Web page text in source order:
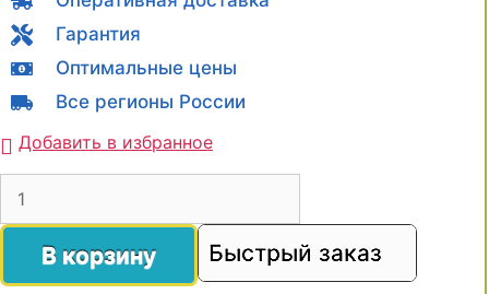
Гарантия
Оптимальные цены
Все регионы России
Добавить в избранное
В корзину Быстрый заказ